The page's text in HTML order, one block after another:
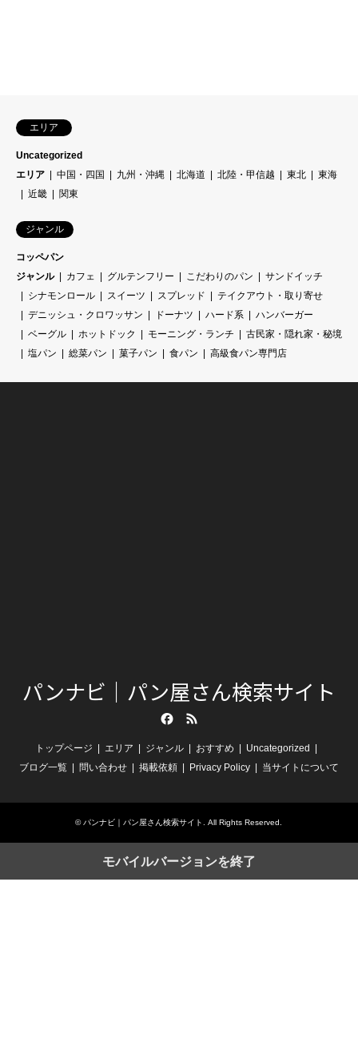
エリア
Uncategorized
エリア
中国・四国 九州・沖縄 北海道 北陸・甲信越 東北
東海
近畿
関東
ジャンル
コッペパン
ジャンル
カフェ グルテンフリー こだわりのパン
サンドイッチ
シナモンロール
スイーツ スプレッド
テイクアウト・取り寄せ
デニッシュ・クロワッサン
ドーナツ ハード系
ハンバーガー
ベーグル
ホットドック モーニング・ランチ
古民家・隠れ家・秘境
塩パン
総菜パン 菓子パン 食パン 高級食パン専門店
パンナビ｜パン屋さん検索サイト
トップページ エリア ジャンル おすすめ
Uncategorized
ブログ一覧
問い合わせ 掲載依頼 Privacy Policy 当サイトについて
© パンナビ｜パン屋さん検索サイト . All Rights Reserved.
モバイルバージョンを終了